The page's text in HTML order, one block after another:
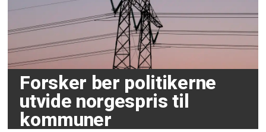
Forsker ber politikerne
utvide norgespris til
kommuner